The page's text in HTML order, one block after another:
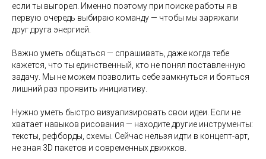
если ты выгорел. Именно поэтому при поиске работы я в
первую очередь выбираю команду — чтобы мы заряжали
друг друга энергией.
Важно уметь общаться — спрашивать, даже когда тебе
кажется, что ты единственный, кто не понял поставленную
задачу. Мы не можем позволить себе замкнуться и бояться
лишний раз проявить инициативу.
Нужно уметь быстро визуализировать свои идеи. Если не
хватает навыков рисования — находите другие инструменты:
тексты, рефборды, схемы. Сейчас нельзя идти в концепт-арт,
не зная 3D пакетов и современных движков.